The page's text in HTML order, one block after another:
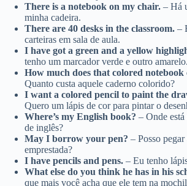
There is a notebook on my chair. – Há
minha cadeira.
There are 40 desks in the classroom. –
carteiras em sala de aula.
I have got a green and a yellow
tenho um marcador verde e outro amarelo.
How much does that colored notebook
Quanto custa aquele caderno colorido?
I want a colored pencil to paint the
Quero um lápis de cor para pintar o
Where’s my English book? – Onde
de inglês?
May I borrow your pen? – Posso pegar
emprestada?
I have pencils and pens. – Eu tenho
What else do you think he has in his
que mais você acha que ele tem na